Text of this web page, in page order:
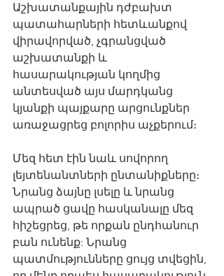
Աշխատանքային դժբախտ
պատահարների հետևանքով
վիրավորված, չգրանցված
աշխատանքի և
հասարակության կողմից
անտեսված այս մարդկանց
կյանքի պայքարը արցունքներ
առաջացրեց բոլորիս աչքերում։
Մեզ հետ էին նաև սովորող
լեյտենանտների ընտանիքները։
Նրանց ձայնը լսելը և նրանց
ապրած ցավը հասկանալը մեզ
հիշեցրեց, թե որքան ընդհանուր
բան ունենք: Նրանց
պատմությունները ցույց տվեցին,